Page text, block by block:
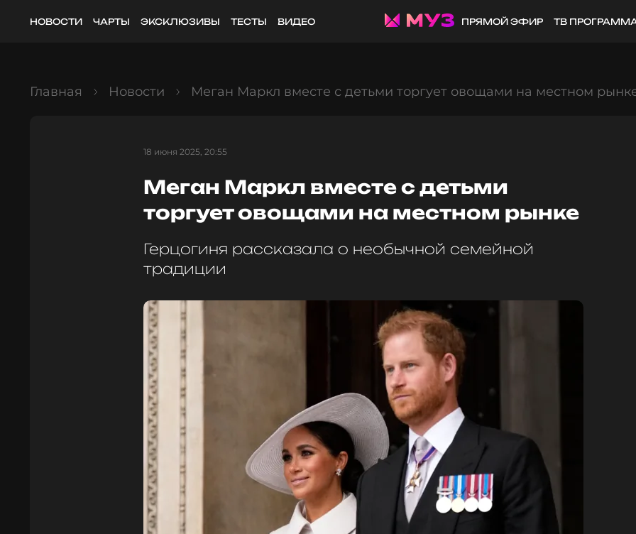
НОВОСТИ ЧАРТЫ ЭКСКЛЮЗИВЫ ТЕСТЫ ВИДЕО ПРЯМОЙ ЭФИР ТВ
Главная Новости Меган Маркл вместе с детьми торгует овощами на местном
18 июня 2025, 20:55
Меган Маркл вместе с детьми
торгует овощами на местном рынке
Герцогиня рассказала о необычной семейной
традиции